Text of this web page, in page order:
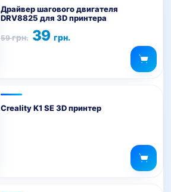
Драйвер шагового двигателя
DRV8825 для 3D принтера
59грн.
Первоначальная
цена
39грн.
Текущая
цена:
Creality K1 SE 3D принтер